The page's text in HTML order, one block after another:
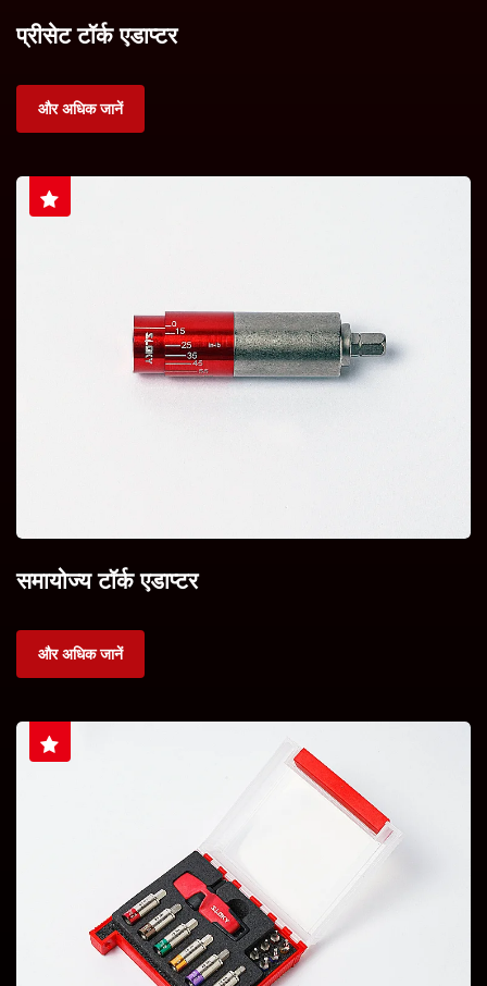
प्रीसेट टॉर्क एडाप्टर
और अधिक जानें
समायोज्य टॉर्क एडाप्टर
और अधिक जानें